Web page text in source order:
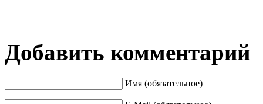
Добавить комментарий
Имя (обязательное)